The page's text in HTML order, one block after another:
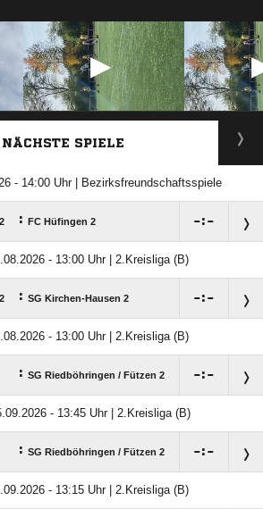
ANZEIGE
NÄCHSTE SPIELE
- 14:00 Uhr | Bezirksfreundschaftsspiele
: FC Hüfingen 2 :
- 13:00 Uhr | 2.Kreisliga (B)
: SG Kirchen-Hausen 2 :
- 13:00 Uhr | 2.Kreisliga (B)
: SG Riedböhringen /​ Fützen 2 :
- 13:45 Uhr | 2.Kreisliga (B)
: SG Riedböhringen /​ Fützen 2 :
- 13:15 Uhr | 2.Kreisliga (B)